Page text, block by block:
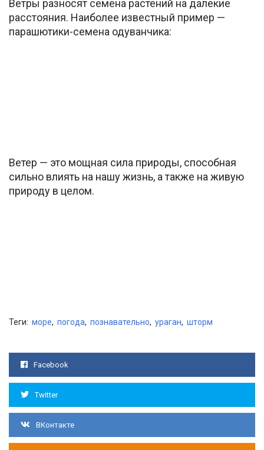
Ветры разносят семена растений на далекие
расстояния. Наиболее известный пример —
парашютики-семена одуванчика:
Ветер — это мощная сила природы, способная
сильно влиять на нашу жизнь, а также на живую
природу в целом.
Теги: море, погода, познавательно, ураган, шторм
Facebook
Twitter
ВКонтакте